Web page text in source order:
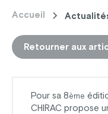
Accueil
Retourner aux
Pour sa 8ème
CHIRAC propose